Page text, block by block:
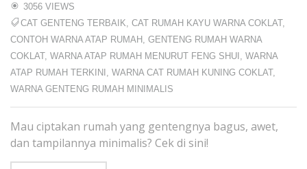
3056 VIEWS
CAT GENTENG TERBAIK CAT RUMAH KAYU WARNA COKLAT,
CONTOH WARNA ATAP RUMAH
GENTENG RUMAH WARNA
COKLAT, WARNA ATAP RUMAH MENURUT FENG SHUI
WARNA
ATAP RUMAH TERKINI
WARNA CAT RUMAH KUNING COKLAT,
WARNA GENTENG RUMAH MINIMALIS
Mau ciptakan rumah yang gentengnya bagus, awet,
dan tampilannya minimalis? Cek di sini!